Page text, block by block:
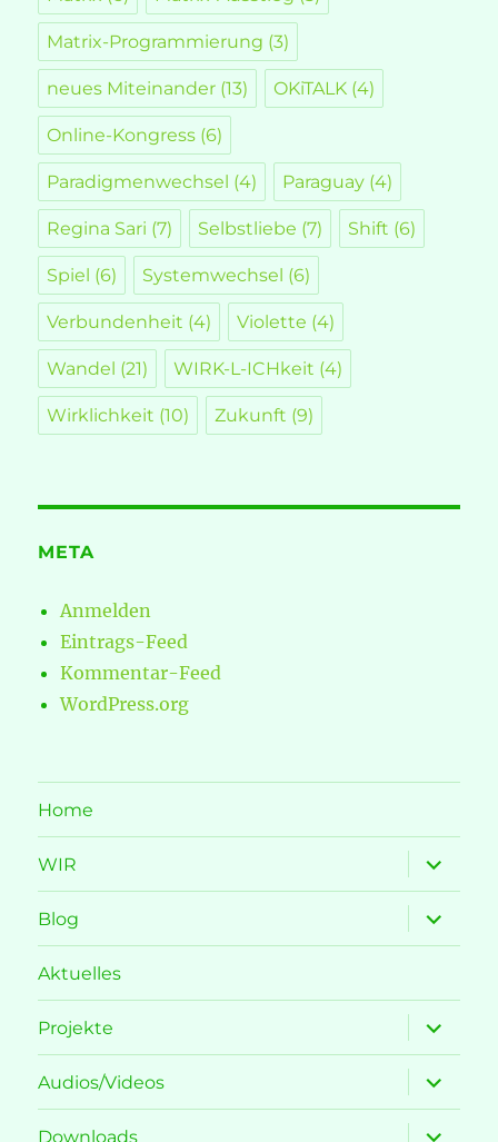
Matrix-Programmierung (3)
neues Miteinander (13) OKiTALK (4)
Online-Kongress (6)
Paradigmenwechsel (4) Paraguay (4)
Regina Sari (7) Selbstliebe (7) Shift (6)
Spiel (6) Systemwechsel (6)
Verbundenheit (4) Violette (4)
Wandel (21) WIRK-L-ICHkeit (4)
Wirklichkeit (10) Zukunft (9)
META
Anmelden
Eintrags-Feed
Kommentar-Feed
WordPress.org
Home
WIR
öffnen
Blog
öffnen
Aktuelles
Projekte
öffnen
Audios/Videos
öffnen
Downloads